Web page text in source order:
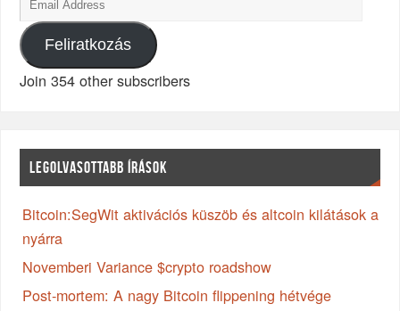
Feliratkozás
Join 354 other subscribers
LEGOLVASOTTABB ÍRÁSOK
Bitcoin:SegWit aktivációs küszöb és altcoin kilátások a
nyárra
Novemberi Variance $crypto roadshow
Post-mortem: A nagy Bitcoin flippening hétvége